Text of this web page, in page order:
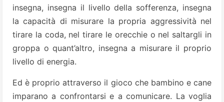
insegna, insegna il livello della sofferenza, insegna
la capacità di misurare la propria aggressività nel
tirare la coda, nel tirare le orecchie o nel saltargli in
groppa o quant’altro, insegna a misurare il proprio
livello di energia.
Ed è proprio attraverso il gioco che bambino e cane
imparano a confrontarsi e a comunicare. La voglia